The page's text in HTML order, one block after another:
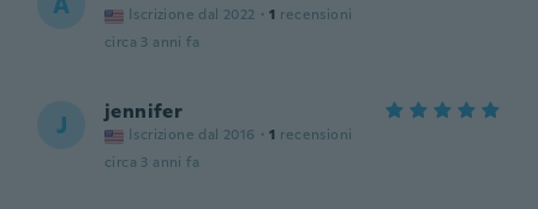
Iscrizione dal 2022 · 1 recensioni
circa 3 anni fa
J jennifer
Iscrizione dal 2016 · 1 recensioni
circa 3 anni fa